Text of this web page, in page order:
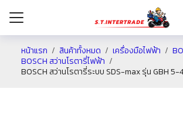
หน้าแรก สินค้าทั้งหมด เครื่องมือไฟฟ้า
BOSCH สว่านโรตารี่ไฟฟ้า
BOSCH สว่านโรตารี่ระบบ SDS-max รุ่น GBH 5-